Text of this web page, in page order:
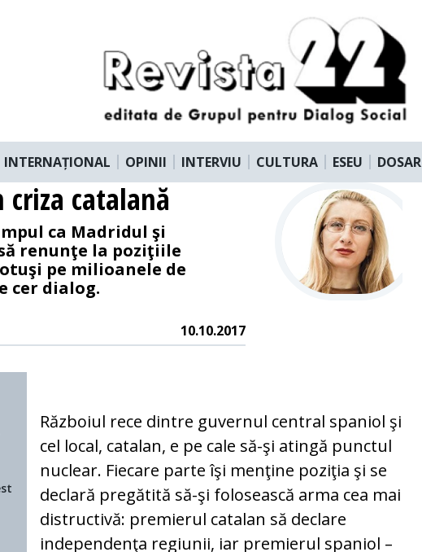
INTERNAȚIONAL OPINII INTERVIU CULTURA ESEU DOSAR
catalană
ca Madridul şi
renunţe la poziţiile
pe milioanele de
cer dialog.
10.10.2017
Războiul rece dintre guvernul central spa­niol şi
cel local, catalan, e pe cale să-şi atin­gă punctul
nuclear. Fiecare parte îşi men­ţine poziţia şi se
declară pregătită să-şi fo­losească arma cea mai
dis­tructivă: premierul catalan să declare
independenţa re­giunii, iar premierul spa­niol –